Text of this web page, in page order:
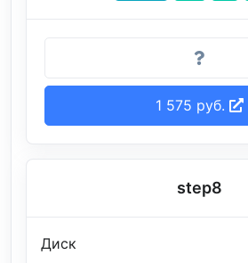
1 575 руб.
step8
Диск